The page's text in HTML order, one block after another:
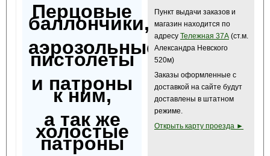
Перцовые
баллончики,
аэрозольные
пистолеты
и патроны
к ним,
а так же
холостые
патроны
Пункт выдачи заказов и
магазин находится по
адресу Тележная 37А (ст.м.
Александра Невского
520м)
Заказы оформленные с
доставкой на сайте будут
доставлены в штатном
режиме.
Открыть карту проезда ►